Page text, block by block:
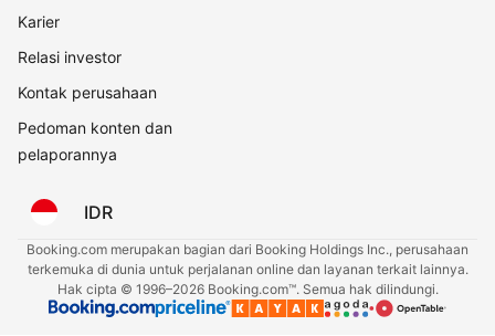
Karier
Relasi investor
Kontak perusahaan
Pedoman konten dan
pelaporannya
IDR
Booking.com merupakan bagian dari Booking Holdings Inc., perusahaan
terkemuka di dunia untuk perjalanan online dan layanan terkait lainnya.
Hak cipta © 1996–2026 Booking.com™. Semua hak dilindungi.